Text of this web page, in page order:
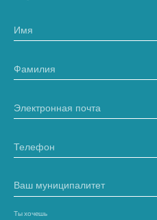
Имя
Фамилия
Электронная почта
Телефон
Ваш муниципалитет
Ты хочешь